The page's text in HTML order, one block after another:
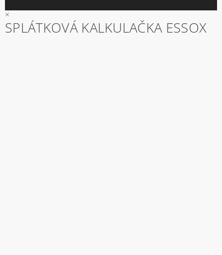
×
SPLÁTKOVÁ KALKULAČKA ESSOX